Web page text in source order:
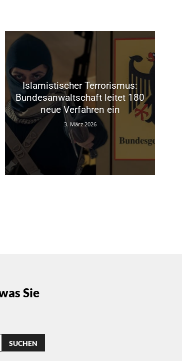
Islamistischer Terrorismus:
Bundesanwaltschaft leitet 180
neue Verfahren ein
3. März 2026
Sie
SUCHEN